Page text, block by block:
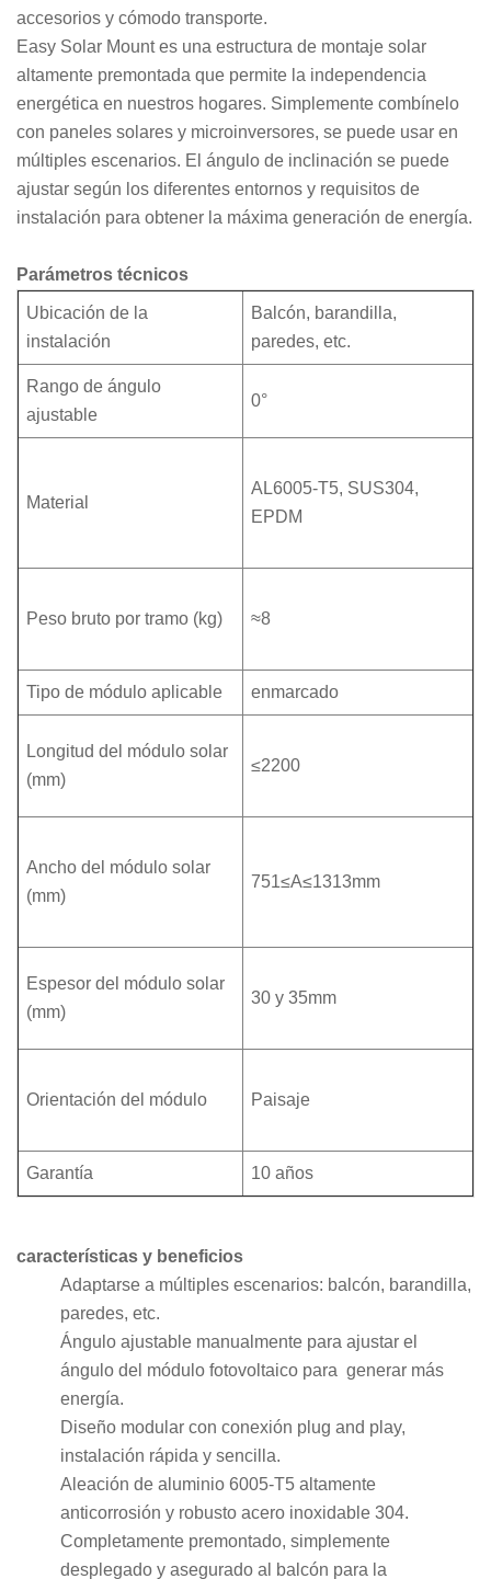
accesorios y cómodo transporte.
Easy Solar Mount es una estructura de montaje solar
altamente premontada que permite la independencia
energética en nuestros hogares. Simplemente combínelo
con paneles solares y microinversores, se puede usar en
múltiples escenarios. El ángulo de inclinación se puede
ajustar según los diferentes entornos y requisitos de
instalación para obtener la máxima generación de energía.
Parámetros técnicos
Ubicación de la
instalación
Balcón, barandilla,
paredes, etc.
Rango de ángulo
ajustable
0°
Material
AL6005-T5, SUS304,
EPDM
Peso bruto por tramo (kg) ≈8
Tipo de módulo aplicable enmarcado
Longitud del módulo solar
(mm)
≤2200
Ancho del módulo solar
(mm)
751≤A≤1313mm
Espesor del módulo solar
(mm)
30 y 35mm
Orientación del módulo Paisaje
Garantía 10 años
características y beneficios
Adaptarse a múltiples escenarios: balcón, barandilla,
paredes, etc.
Ángulo ajustable manualmente para ajustar el
ángulo del módulo fotovoltaico para generar más
energía.
Diseño modular con conexión plug and play,
instalación rápida y sencilla.
Aleación de aluminio 6005-T5 altamente
anticorrosión y robusto acero inoxidable 304.
Completamente premontado, simplemente
desplegado y asegurado al balcón para la